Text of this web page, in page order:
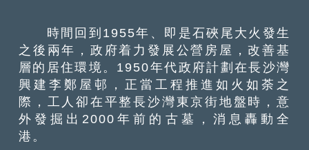
時間回到1955年、即是石硤尾大火發生
之後兩年，政府着力發展公營房屋，改善基
層的居住環境。1950年代政府計劃在長沙灣
興建李鄭屋邨，正當工程推進如火如荼之
際，工人卻在平整長沙灣東京街地盤時，意
外發掘出2000年前的古墓，消息轟動全
港。